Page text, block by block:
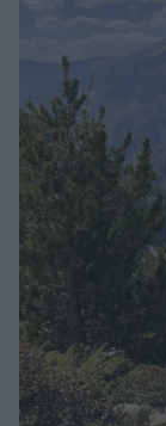
Beauty News
Well being
Ψυχολογία
Υγεία + Διατροφή
Σχέσεις & Σεξ
Fitness
Woman
Parenting